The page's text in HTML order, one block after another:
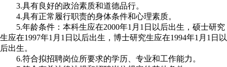
3.具有良好的政治素质和道德品行。
4.具有正常履行职责的身体条件和心理素质。
5.年龄条件：本科生应在2000年1月1日以后出生，硕士研究
生应在1997年1月1日以后出生，博士研究生应在1994年1月1日以
后出生。
6.符合拟招聘岗位所要求的学历、专业和工作能力。